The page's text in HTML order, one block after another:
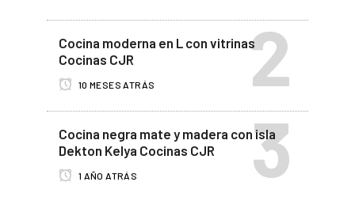
Cocina moderna en L con vitrinas
Cocinas CJR
10 MESES ATRÁS
Cocina negra mate y madera con isla
Dekton Kelya Cocinas CJR
1 AÑO ATRÁS